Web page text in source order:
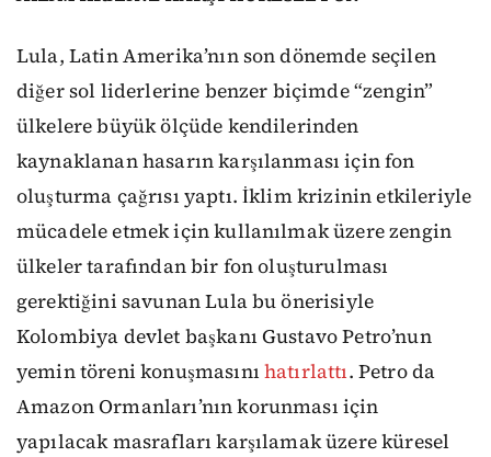
Lula, Latin Amerika’nın son dönemde seçilen
diğer sol liderlerine benzer biçimde “zengin”
ülkelere büyük ölçüde kendilerinden
kaynaklanan hasarın karşılanması için fon
oluşturma çağrısı yaptı. İklim krizinin etkileriyle
mücadele etmek için kullanılmak üzere zengin
ülkeler tarafından bir fon oluşturulması
gerektiğini savunan Lula bu önerisiyle
Kolombiya devlet başkanı Gustavo Petro’nun
yemin töreni konuşmasınıhatırlattı. Petro da
Amazon Ormanları’nın korunması için
yapılacak masrafları karşılamak üzere küresel